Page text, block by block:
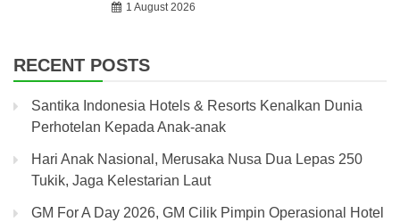
1 August 2026
RECENT POSTS
Santika Indonesia Hotels & Resorts Kenalkan Dunia
Perhotelan Kepada Anak-anak
Hari Anak Nasional, Merusaka Nusa Dua Lepas 250
Tukik, Jaga Kelestarian Laut
GM For A Day 2026, GM Cilik Pimpin Operasional Hotel